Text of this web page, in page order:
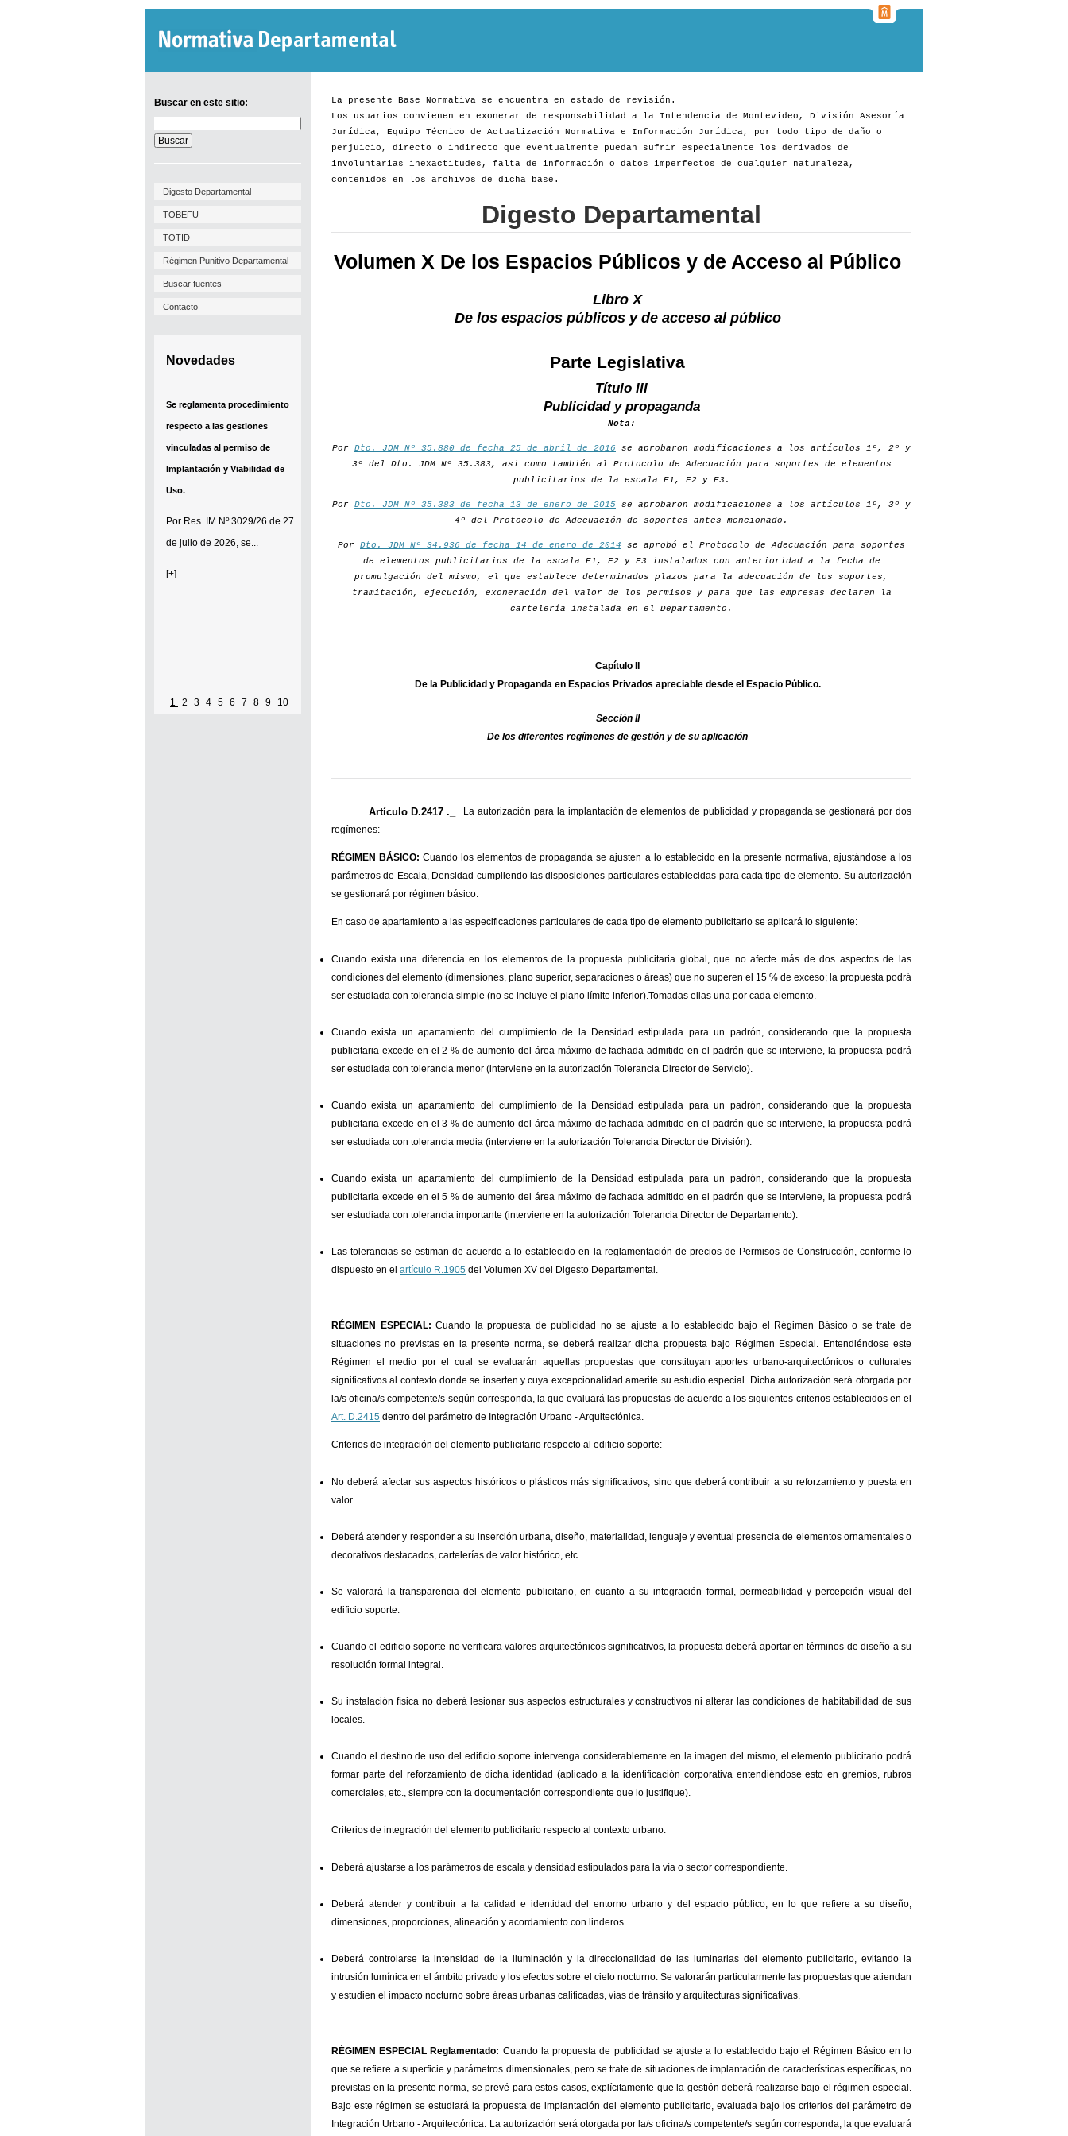
Buscar en este sitio:
en
este
sitio:
Digesto Departamental
TOBEFU
TOTID
Régimen Punitivo Departamental
Buscar fuentes
Contacto
Novedades
Implantación y Viabilidad de
Por Res. IM Nº 3029/26 de 27
de julio de 2026, se...
[+]
1 2 3 4 5 6 7 8 9 10
La presente Base Normativa se encuentra en estado de revisión.
Los usuarios convienen en exonerar de responsabilidad a la Intendencia de Montevideo, División Asesoría
Jurídica, Equipo Técnico de Actualización Normativa e Información Jurídica, por todo tipo de daño o
perjuicio, directo o indirecto que eventualmente puedan sufrir especialmente los derivados de
involuntarias inexactitudes, falta de información o datos imperfectos de cualquier naturaleza,
contenidos en los archivos de dicha base.
Digesto Departamental
Volumen X De los Espacios Públicos y de Acceso al Público
Libro X
De los espacios públicos y de acceso al público
Parte Legislativa
Título III
Publicidad y propaganda
Nota:
Por Dto. JDM Nº 35.880 de fecha 25 de abril de 2016 se aprobaron modificaciones a los artículos 1º, 2º y
3º del Dto. JDM Nº 35.383, asi como también al Protocolo de Adecuación para soportes de elementos
publicitarios de la escala E1, E2 y E3.
Por Dto. JDM Nº 35.383 de fecha 13 de enero de 2015 se aprobaron modificaciones a los artículos 1º, 3º y
4º del Protocolo de Adecuación de soportes antes mencionado.
Por Dto. JDM Nº 34.936 de fecha 14 de enero de 2014 se aprobó el Protocolo de Adecuación para soportes
de elementos publicitarios de la escala E1, E2 y E3 instalados con anterioridad a la fecha de
promulgación del mismo, el que establece determinados plazos para la adecuación de los soportes,
tramitación, ejecución, exoneración del valor de los permisos y para que las empresas declaren la
cartelería instalada en el Departamento.
Capítulo II
De la Publicidad y Propaganda en Espacios Privados apreciable desde el Espacio Público.
Sección II
De los diferentes regímenes de gestión y de su aplicación
Artículo D.2417 ._
La autorización para la implantación de elementos de publicidad y propaganda se gestionará por dos
regímenes:
RÉGIMEN BÁSICO: Cuando los elementos de propaganda se ajusten a lo establecido en la presente normativa, ajustándose a los
parámetros de Escala, Densidad cumpliendo las disposiciones particulares establecidas para cada tipo de elemento. Su autorización
se gestionará por régimen básico.
En caso de apartamiento a las especificaciones particulares de cada tipo de elemento publicitario se aplicará lo siguiente:
Cuando exista una diferencia en los elementos de la propuesta publicitaria global, que no afecte más de dos aspectos de las
condiciones del elemento (dimensiones, plano superior, separaciones o áreas) que no superen el 15 % de exceso; la propuesta podrá
ser estudiada con tolerancia simple (no se incluye el plano límite inferior).Tomadas ellas una por cada elemento.
Cuando exista un apartamiento del cumplimiento de la Densidad estipulada para un padrón, considerando que la propuesta
publicitaria excede en el 2 % de aumento del área máximo de fachada admitido en el padrón que se interviene, la propuesta podrá
ser estudiada con tolerancia menor (interviene en la autorización Tolerancia Director de Servicio).
Cuando exista un apartamiento del cumplimiento de la Densidad estipulada para un padrón, considerando que la propuesta
publicitaria excede en el 3 % de aumento del área máximo de fachada admitido en el padrón que se interviene, la propuesta podrá
ser estudiada con tolerancia media (interviene en la autorización Tolerancia Director de División).
Cuando exista un apartamiento del cumplimiento de la Densidad estipulada para un padrón, considerando que la propuesta
publicitaria excede en el 5 % de aumento del área máximo de fachada admitido en el padrón que se interviene, la propuesta podrá
ser estudiada con tolerancia importante (interviene en la autorización Tolerancia Director de Departamento).
Las tolerancias se estiman de acuerdo a lo establecido en la reglamentación de precios de Permisos de Construcción, conforme lo
dispuesto en el artículo R.1905 del Volumen XV del Digesto Departamental.
RÉGIMEN ESPECIAL: Cuando la propuesta de publicidad no se ajuste a lo establecido bajo el Régimen Básico o se trate de
situaciones no previstas en la presente norma, se deberá realizar dicha propuesta bajo Régimen Especial. Entendiéndose este
Régimen el medio por el cual se evaluarán aquellas propuestas que constituyan aportes urbano-arquitectónicos o culturales
significativos al contexto donde se inserten y cuya excepcionalidad amerite su estudio especial. Dicha autorización será otorgada por
la/s oficina/s competente/s según corresponda, la que evaluará las propuestas de acuerdo a los siguientes criterios establecidos en el
Art. D.2415 dentro del parámetro de Integración Urbano - Arquitectónica.
Criterios de integración del elemento publicitario respecto al edificio soporte:
No deberá afectar sus aspectos históricos o plásticos más significativos, sino que deberá contribuir a su reforzamiento y puesta en
valor.
Deberá atender y responder a su inserción urbana, diseño, materialidad, lenguaje y eventual presencia de elementos ornamentales o
decorativos destacados, cartelerías de valor histórico, etc.
Se valorará la transparencia del elemento publicitario, en cuanto a su integración formal, permeabilidad y percepción visual del
edificio soporte.
Cuando el edificio soporte no verificara valores arquitectónicos significativos, la propuesta deberá aportar en términos de diseño a su
resolución formal integral.
Su instalación física no deberá lesionar sus aspectos estructurales y constructivos ni alterar las condiciones de habitabilidad de sus
locales.
Cuando el destino de uso del edificio soporte intervenga considerablemente en la imagen del mismo, el elemento publicitario podrá
formar parte del reforzamiento de dicha identidad (aplicado a la identificación corporativa entendiéndose esto en gremios, rubros
comerciales, etc., siempre con la documentación correspondiente que lo justifique).
Criterios de integración del elemento publicitario respecto al contexto urbano:
Deberá ajustarse a los parámetros de escala y densidad estipulados para la vía o sector correspondiente.
Deberá atender y contribuir a la calidad e identidad del entorno urbano y del espacio público, en lo que refiere a su diseño,
dimensiones, proporciones, alineación y acordamiento con linderos.
Deberá controlarse la intensidad de la iluminación y la direccionalidad de las luminarias del elemento publicitario, evitando la
intrusión lumínica en el ámbito privado y los efectos sobre el cielo nocturno. Se valorarán particularmente las propuestas que atiendan
y estudien el impacto nocturno sobre áreas urbanas calificadas, vías de tránsito y arquitecturas significativas.
RÉGIMEN ESPECIAL Reglamentado: Cuando la propuesta de publicidad se ajuste a lo establecido bajo el Régimen Básico en lo
que se refiere a superficie y parámetros dimensionales, pero se trate de situaciones de implantación de características específicas, no
previstas en la presente norma, se prevé para estos casos, explícitamente que la gestión deberá realizarse bajo el régimen especial.
Bajo este régimen se estudiará la propuesta de implantación del elemento publicitario, evaluada bajo los criterios del parámetro de
Integración Urbano - Arquitectónica. La autorización será otorgada por la/s oficina/s competente/s según corresponda, la que evaluará